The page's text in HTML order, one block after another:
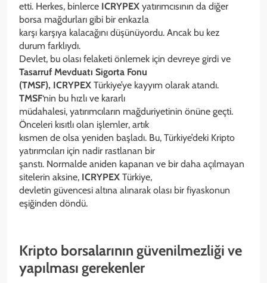
etti. Herkes, binlerce ICRYPEX yatırımcısının da diğer
borsa mağdurları gibi bir enkazla
karşı karşıya kalacağını düşünüyordu. Ancak bu kez
durum farklıydı.
Devlet, bu olası felaketi önlemek için devreye girdi ve
Tasarruf Mevduatı Sigorta Fonu
(TMSF), ICRYPEX Türkiye’ye kayyım olarak atandı.
TMSF‘nin bu hızlı ve kararlı
müdahalesi, yatırımcıların mağduriyetinin önüne geçti.
Önceleri kısıtlı olan işlemler, artık
kısmen de olsa yeniden başladı. Bu, Türkiye’deki Kripto
yatırımcıları için nadir rastlanan bir
şanstı. Normalde aniden kapanan ve bir daha açılmayan
sitelerin aksine, ICRYPEX Türkiye,
devletin güvencesi altına alınarak olası bir fiyaskonun
eşiğinden döndü.
Kripto borsalarının güvenilmezliği ve
yapılması gerekenler